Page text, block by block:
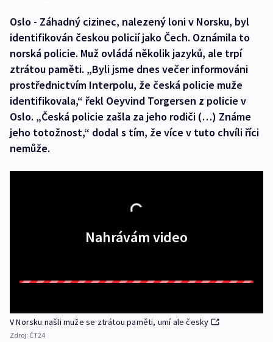
Oslo - Záhadný cizinec, nalezený loni v Norsku, byl
identifikován českou policií jako Čech. Oznámila to
norská policie. Muž ovládá několik jazyků, ale trpí
ztrátou paměti. „Byli jsme dnes večer informováni
prostřednictvím Interpolu, že česká policie muže
identifikovala,“ řekl Oeyvind Torgersen z policie v
Oslo. „Česká policie zašla za jeho rodiči (…) Známe
jeho totožnost,“ dodal s tím, že více v tuto chvíli říci
nemůže.
Nahrávám video
V Norsku našli muže se ztrátou paměti, umí ale česky
Zdroj: ČT24